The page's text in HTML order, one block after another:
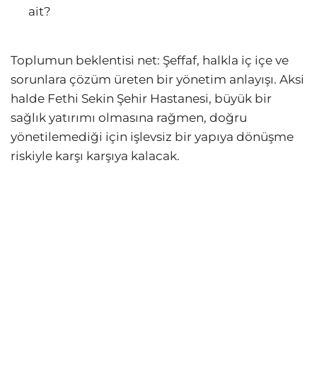
ait?
Toplumun beklentisi net: Şeffaf, halkla iç içe ve
sorunlara çözüm üreten bir yönetim anlayışı. Aksi
halde Fethi Sekin Şehir Hastanesi, büyük bir
sağlık yatırımı olmasına rağmen, doğru
yönetilemediği için işlevsiz bir yapıya dönüşme
riskiyle karşı karşıya kalacak.